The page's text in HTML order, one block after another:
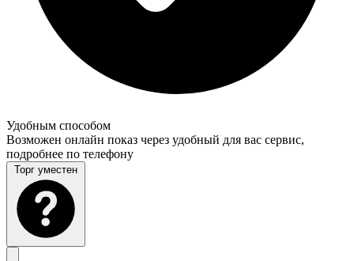
Удобным способом
Возможен онлайн показ через удобный для вас сервис,
подробнее по телефону
Торг уместен